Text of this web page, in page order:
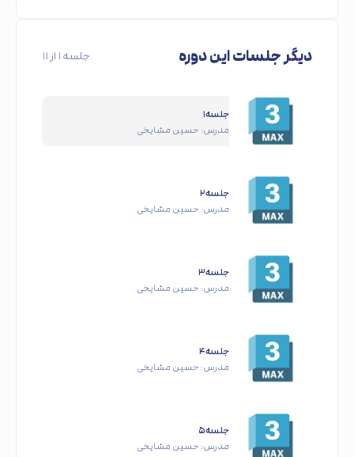
دیگر جلسات این دوره جلسه ۱ از ۱۱
جلسه۱
مدرس: حسین مشایخی
جلسه۲
مدرس: حسین مشایخی
جلسه۳
مدرس: حسین مشایخی
جلسه۴
مدرس: حسین مشایخی
جلسه۵
مدرس: حسین مشایخی